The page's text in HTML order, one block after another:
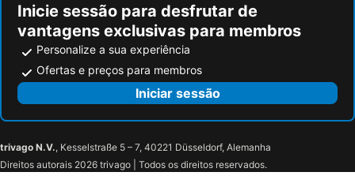
Inicie sessão para desfrutar de
vantagens exclusivas para membros
Personalize a sua experiência
Ofertas e preços para membros
Iniciar sessão
trivago N.V., Kesselstraße 5 – 7, 40221 Düsseldorf, Alemanha
Direitos autorais 2026 trivago | Todos os direitos reservados.